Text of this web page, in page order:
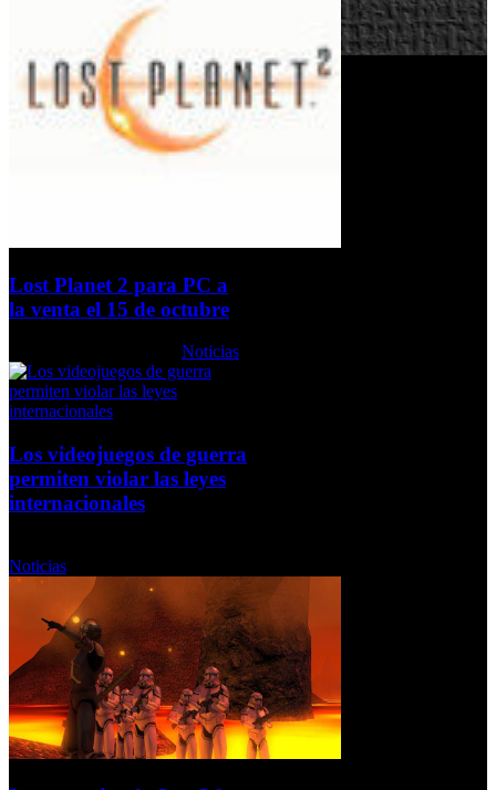
Lost Planet 2 para PC a
la venta el 15 de octubre
Noticias
Los videojuegos de guerra
permiten violar las leyes
internacionales
Noticias